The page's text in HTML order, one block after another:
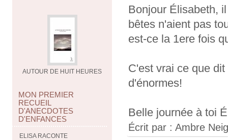
AUTOUR DE HUIT HEURES
MON PREMIER
RECUEIL
D'ANECDOTES
D'ENFANCES
ELISA RACONTE
Bonjour Élisabeth,
bêtes n'aient pas
est-ce la 1ere fois
C'est vrai ce que
d'énormes!
Belle journée à toi
Écrit par : Ambre